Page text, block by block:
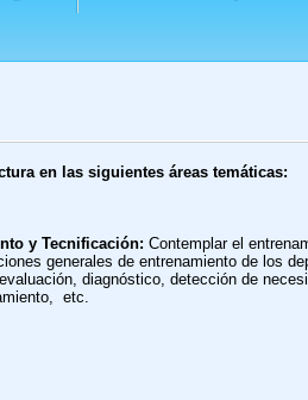
en las siguientes áreas temáticas:
y Tecnificación: Contemplar el
generales de entrenamiento de los
diagnóstico, detección de
etc.